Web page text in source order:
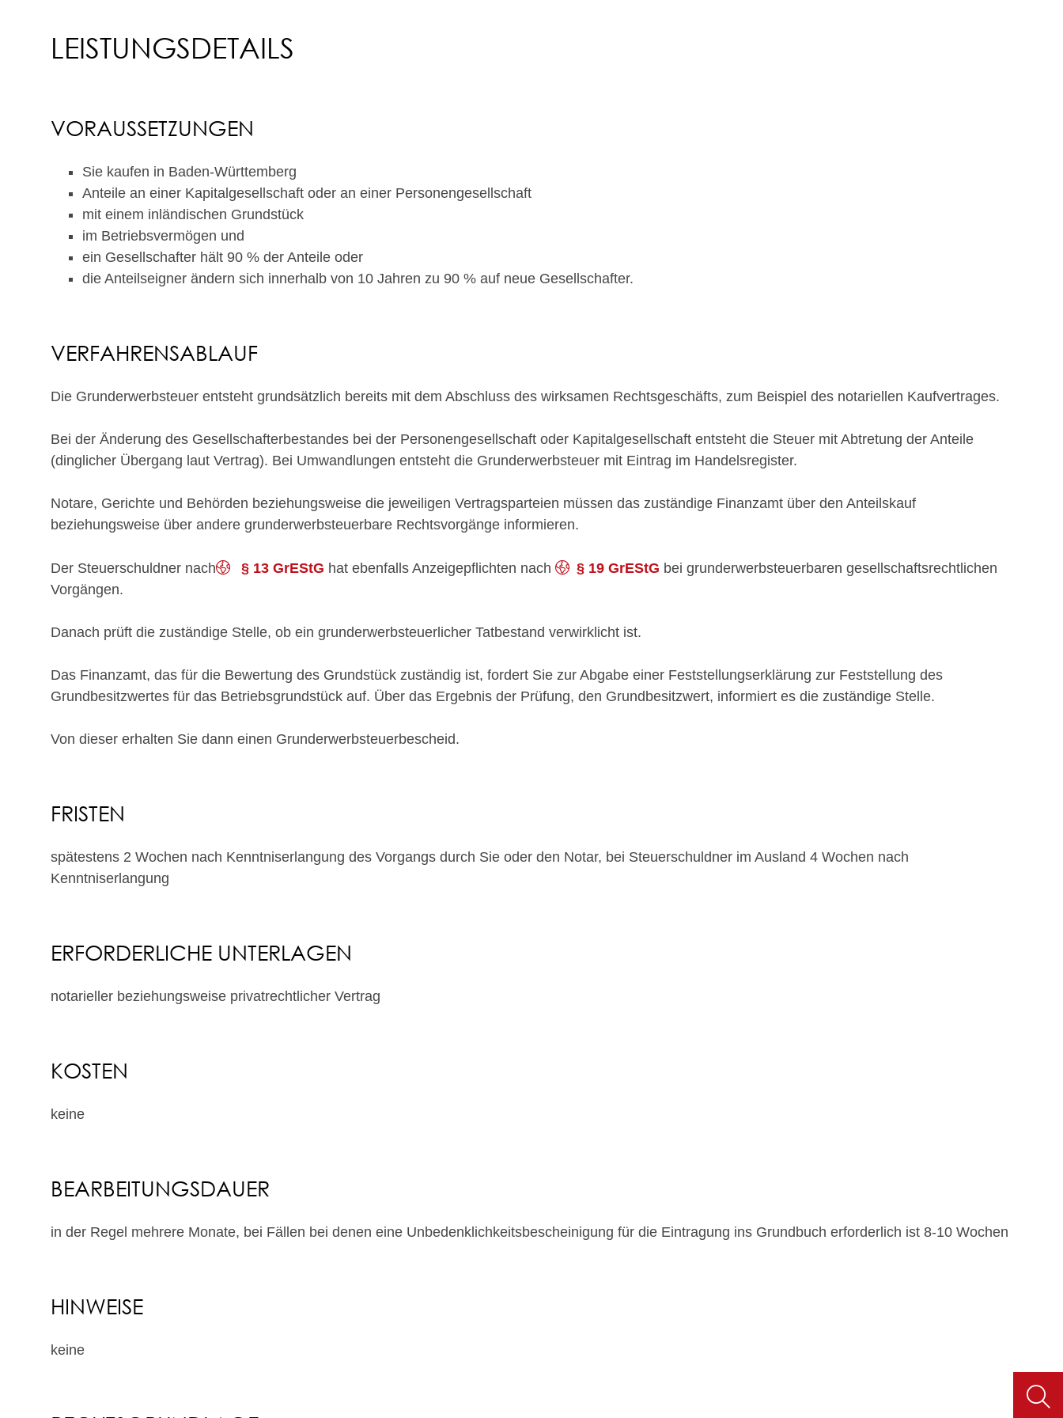
LEISTUNGSDETAILS
VORAUSSETZUNGEN
Sie kaufen in Baden-Württemberg
Anteile an einer Kapitalgesellschaft oder an einer Personengesellschaft
mit einem inländischen Grundstück
im Betriebsvermögen und
ein Gesellschafter hält 90 % der Anteile oder
die Anteilseigner ändern sich innerhalb von 10 Jahren zu 90 % auf neue Gesellschafter.
VERFAHRENSABLAUF
Die Grunderwerbsteuer entsteht grundsätzlich bereits mit dem Abschluss des wirksamen Rechtsgeschäfts, zum Beispiel des notariellen Kaufvertrages.
Bei der Änderung des Gesellschafterbestandes bei der Personengesellschaft oder Kapitalgesellschaft entsteht die Steuer mit Abtretung der Anteile
(dinglicher Übergang laut Vertrag). Bei Umwandlungen entsteht die Grunderwerbsteuer mit Eintrag im Handelsregister.
Notare, Gerichte und Behörden beziehungsweise die jeweiligen Vertragsparteien müssen das zuständige Finanzamt über den Anteilskauf
beziehungsweise über andere grunderwerbsteuerbare Rechtsvorgänge informieren.
Der Steuerschuldner nach § 13 GrEStG hat ebenfalls Anzeigepflichten nach § 19 GrEStG bei grunderwerbsteuerbaren gesellschaftsrechtlichen
Vorgängen.
Danach prüft die zuständige Stelle, ob ein grunderwerbsteuerlicher Tatbestand verwirklicht ist.
Das Finanzamt, das für die Bewertung des Grundstück zuständig ist, fordert Sie zur Abgabe einer Feststellungserklärung zur Feststellung des
Grundbesitzwertes für das Betriebsgrundstück auf. Über das Ergebnis der Prüfung, den Grundbesitzwert, informiert es die zuständige Stelle.
Von dieser erhalten Sie dann einen Grunderwerbsteuerbescheid.
FRISTEN
spätestens 2 Wochen nach Kenntniserlangung des Vorgangs durch Sie oder den Notar, bei Steuerschuldner im Ausland 4 Wochen nach
Kenntniserlangung
ERFORDERLICHE UNTERLAGEN
notarieller beziehungsweise privatrechtlicher Vertrag
KOSTEN
keine
BEARBEITUNGSDAUER
in der Regel mehrere Monate, bei Fällen bei denen eine Unbedenklichkeitsbescheinigung für die Eintragung ins Grundbuch erforderlich ist 8-10 Wochen
HINWEISE
keine